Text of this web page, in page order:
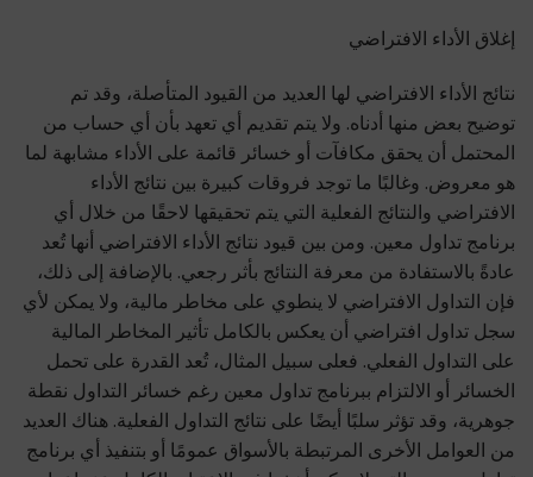
إغلاق الأداء الافتراضي
نتائج الأداء الافتراضي لها العديد من القيود المتأصلة، وقد تم
توضيح بعض منها أدناه. ولا يتم تقديم أي تعهد بأن أي حساب من
المحتمل أن يحقق مكافآت أو خسائر قائمة على الأداء مشابهة لما
هو معروض. وغالبًا ما توجد فروقات كبيرة بين نتائج الأداء
الافتراضي والنتائج الفعلية التي يتم تحقيقها لاحقًا من خلال أي
برنامج تداول معين. ومن بين قيود نتائج الأداء الافتراضي أنها تُعد
عادةً بالاستفادة من معرفة النتائج بأثر رجعي. بالإضافة إلى ذلك،
فإن التداول الافتراضي لا ينطوي على مخاطر مالية، ولا يمكن لأي
سجل تداول افتراضي أن يعكس بالكامل تأثير المخاطر المالية
على التداول الفعلي. فعلى سبيل المثال، تُعد القدرة على تحمل
الخسائر أو الالتزام ببرنامج تداول معين رغم خسائر التداول نقطة
جوهرية، وقد تؤثر سلبًا أيضًا على نتائج التداول الفعلية. هناك العديد
من العوامل الأخرى المرتبطة بالأسواق عمومًا أو بتنفيذ أي برنامج